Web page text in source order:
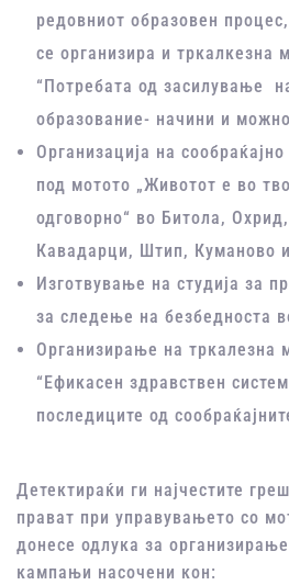
редовниот образовен
се организира и тркалкезна
“Потребата од засилување
образование- начини и
Организација на
под мотото „Животот е во
одговорно“ во Битола,
Кавадарци, Штип, Куманово
Изготвување на студија за
за следење на безбедноста
Организирање на тркалезна
“Ефикасен здравствен
последиците од
Детектираќи ги најчестите
прават при управувањето со
донесе одлука за
кампањи насочени кон: